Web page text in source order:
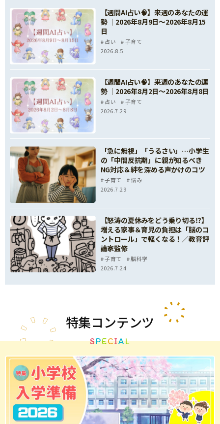
【週間AI占い🧠】来週のあなたの運
勢 ｜2026年8月9日〜2026年8月15
日
占い
子育て
2026.8.5
【週間AI占い🧠】来週のあなたの運
勢 ｜2026年8月2日〜2026年8月8日
占い
子育て
2026.7.29
「急に無視」「うるさい」…小学生
の「中間反抗期」に親が知るべき
NG対応＆絆を深める声かけのコツ
子育て
悩み
2026.7.29
【怒涛の夏休みをどう乗り切る⁉】
増える家事＆育児の負担は「脳のコ
ントロール」で軽くなる！／教育評
論家監修
子育て
脳科学
2026.7.24
特集コンテンツ
SPECIAL